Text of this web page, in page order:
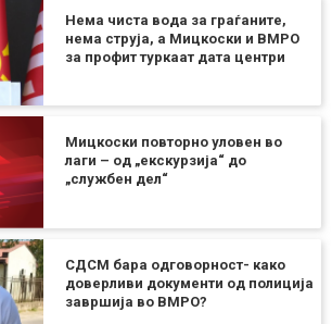
Нема чиста вода за граѓаните,
нема струја, а Мицкоски и ВМРО
за профит туркаат дата центри
Мицкоски повторно уловен во
лаги – од „екскурзија“ до
„службен дел“
СДСМ бара одговорност- како
доверливи документи од полиција
завршија во ВМРО?